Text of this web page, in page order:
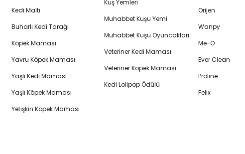
Kedi Maltı
Buharlı Kedi Tarağı
Köpek Maması
Yavru Köpek Maması
Yaşlı Kedi Maması
Yaşlı Köpek Maması
Yetişkin Köpek Maması
Kuş Yemleri
Muhabbet Kuşu Yemi
Muhabbet Kuşu Oyuncakları
Veteriner Kedi Maması
Veteriner Köpek Maması
Kedi Lolipop Ödülü
Orijen
Wanpy
Me-O
Ever Clean
Proline
Felix